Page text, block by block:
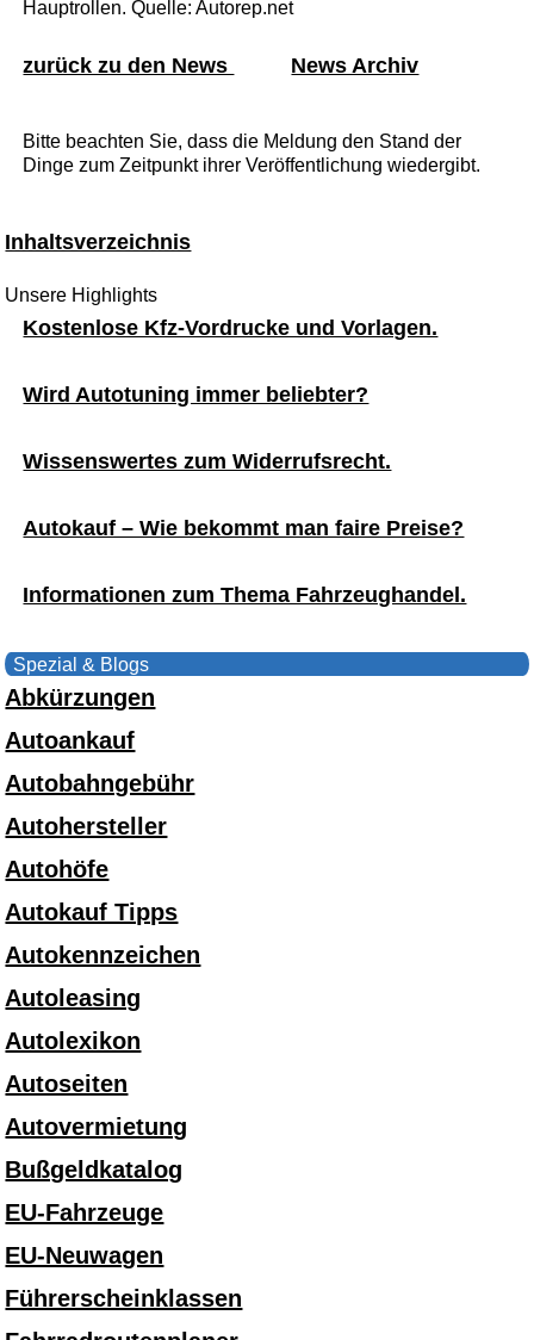
Hauptrollen. Quelle: Autorep.net
zurück zu den News News Archiv
Bitte beachten Sie, dass die Meldung den Stand der
Dinge zum Zeitpunkt ihrer Veröffentlichung wiedergibt.
Inhaltsverzeichnis
Unsere Highlights
Kostenlose Kfz-Vordrucke und Vorlagen.
Wird Autotuning immer beliebter?
Wissenswertes zum Widerrufsrecht.
Autokauf – Wie bekommt man faire Preise?
Informationen zum Thema Fahrzeughandel.
Spezial & Blogs
Abkürzungen
Autoankauf
Autobahngebühr
Autohersteller
Autohöfe
Autokauf Tipps
Autokennzeichen
Autoleasing
Autolexikon
Autoseiten
Autovermietung
Bußgeldkatalog
EU-Fahrzeuge
EU-Neuwagen
Führerscheinklassen